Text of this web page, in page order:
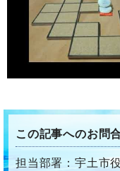
この記事へのお問
担当部署：宇土市